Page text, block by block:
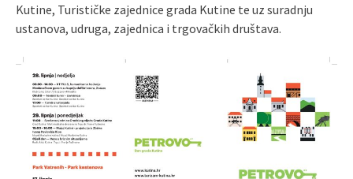
Kutine, Turističke zajednice grada Kutine te uz suradnju
ustanova, udruga, zajednica i trgovačkih društava.